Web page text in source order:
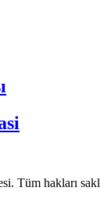
Tüm hakları